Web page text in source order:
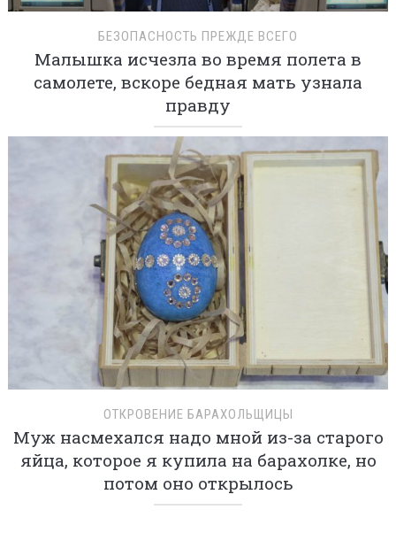
БЕЗОПАСНОСТЬ ПРЕЖДЕ ВСЕГО
Малышка исчезла во время полета в
самолете, вскоре бедная мать узнала
правду
ОТКРОВЕНИЕ БАРАХОЛЬЩИЦЫ
Муж насмехался надо мной из-за старого
яйца, которое я купила на барахолке, но
потом оно открылось